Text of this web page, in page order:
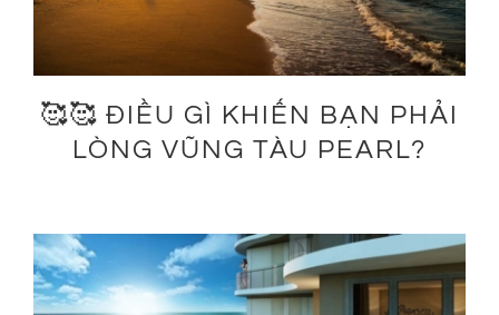
🥰🥰 ĐIỀU GÌ KHIẾN BẠN PHẢI
LÒNG VŨNG TÀU PEARL?